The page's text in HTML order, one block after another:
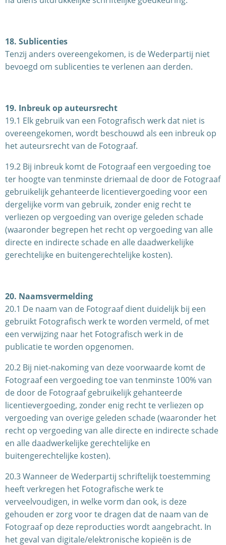
18. Sublicenties
Tenzij anders overeengekomen, is de Wederpartij niet
bevoegd om sublicenties te verlenen aan derden.
19. Inbreuk op auteursrecht
19.1 Elk gebruik van een Fotografisch werk dat niet is
overeengekomen, wordt beschouwd als een inbreuk op
het auteursrecht van de Fotograaf.
19.2 Bij inbreuk komt de Fotograaf een vergoeding toe
ter hoogte van tenminste driemaal de door de Fotograaf
gebruikelijk gehanteerde licentievergoeding voor een
dergelijke vorm van gebruik, zonder enig recht te
verliezen op vergoeding van overige geleden schade
(waaronder begrepen het recht op vergoeding van alle
directe en indirecte schade en alle daadwerkelijke
gerechtelijke en buitengerechtelijke kosten).
20. Naamsvermelding
20.1 De naam van de Fotograaf dient duidelijk bij een
gebruikt Fotografisch werk te worden vermeld, of met
een verwijzing naar het Fotografisch werk in de
publicatie te worden opgenomen.
20.2 Bij niet-nakoming van deze voorwaarde komt de
Fotograaf een vergoeding toe van tenminste 100% van
de door de Fotograaf gebruikelijk gehanteerde
licentievergoeding, zonder enig recht te verliezen op
vergoeding van overige geleden schade (waaronder het
recht op vergoeding van alle directe en indirecte schade
en alle daadwerkelijke gerechtelijke en
buitengerechtelijke kosten).
20.3 Wanneer de Wederpartij schriftelijk toestemming
heeft verkregen het Fotografische werk te
verveelvoudigen, in welke vorm dan ook, is deze
gehouden er zorg voor te dragen dat de naam van de
Fotograaf op deze reproducties wordt aangebracht. In
het geval van digitale/elektronische kopieën is de